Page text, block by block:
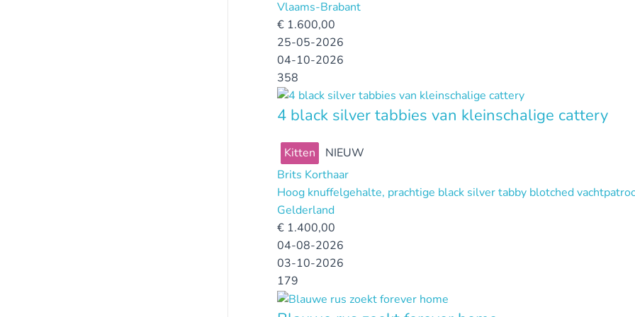
Vlaams-Brabant
€ 1.600,00
25-05-2026
04-10-2026
358
4 black silver tabbies van kleinschalige cattery
Kitten
NIEUW
Brits Korthaar
Hoog knuffelgehalte, prachtige black silver tabby blotched
Gelderland
€ 1.400,00
04-08-2026
03-10-2026
179